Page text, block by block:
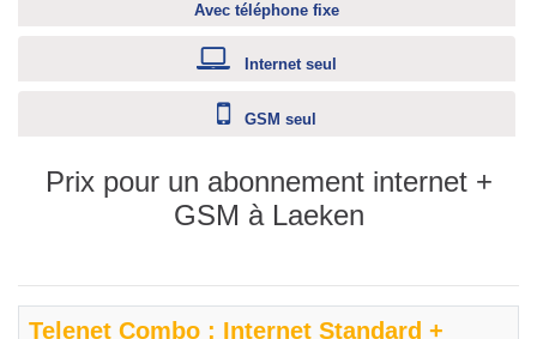
Avec téléphone fixe
Internet seul
GSM seul
Prix pour un abonnement internet +
GSM à Laeken
Telenet Combo : Internet Standard +